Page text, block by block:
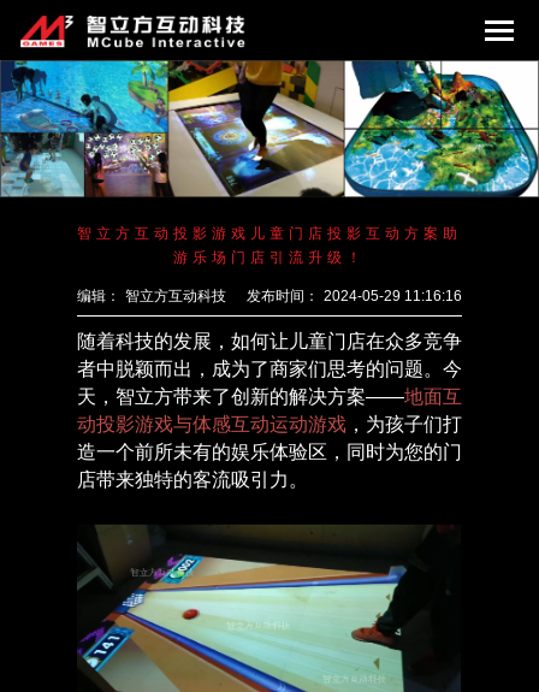
智立方互动投影游戏儿童门店投影互动方案助
游乐场门店引流升级！
编辑： 智立方互动科技 发布时间： 2024-05-29 11:16:16
随着科技的发展，如何让儿童门店在众多竞争
者中脱颖而出，成为了商家们思考的问题。今
天，智立方带来了创新的解决方案——地面互
动投影游戏与体感互动运动游戏 ，为孩子们打
造一个前所未有的娱乐体验区，同时为您的门
店带来独特的客流吸引力。